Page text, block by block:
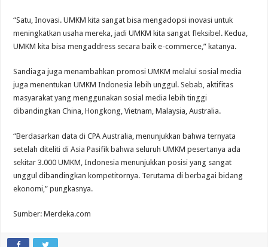
“Satu, Inovasi. UMKM kita sangat bisa mengadopsi inovasi untuk
meningkatkan usaha mereka, jadi UMKM kita sangat fleksibel. Kedua,
UMKM kita bisa mengaddress secara baik e-commerce,” katanya.
Sandiaga juga menambahkan promosi UMKM melalui sosial media
juga menentukan UMKM Indonesia lebih unggul. Sebab, aktifitas
masyarakat yang menggunakan sosial media lebih tinggi
dibandingkan China, Hongkong, Vietnam, Malaysia, Australia.
“Berdasarkan data di CPA Australia, menunjukkan bahwa ternyata
setelah diteliti di Asia Pasifik bahwa seluruh UMKM pesertanya ada
sekitar 3.000 UMKM, Indonesia menunjukkan posisi yang sangat
unggul dibandingkan kompetitornya. Terutama di berbagai bidang
ekonomi,” pungkasnya.
Sumber: Merdeka.com